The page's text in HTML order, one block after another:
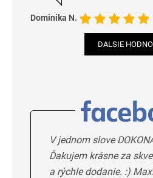
Dominika N.
DALSIE
V jednom slove
Ďakujem krásne za
a rýchle dodanie. :)